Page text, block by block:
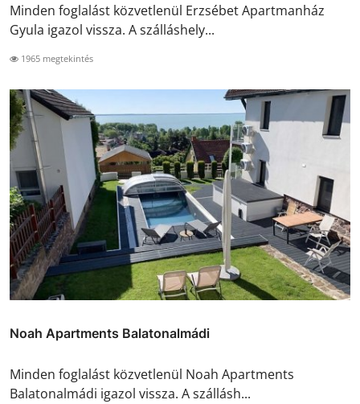
Minden foglalást közvetlenül Erzsébet Apartmanház
Gyula igazol vissza. A szálláshely...
1965 megtekintés
Noah Apartments Balatonalmádi
Minden foglalást közvetlenül Noah Apartments
Balatonalmádi igazol vissza. A szállásh...